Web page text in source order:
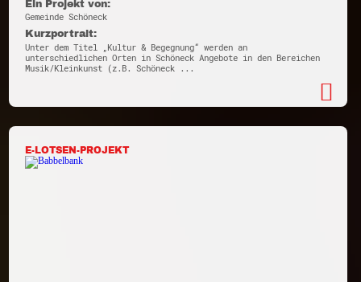
Ein Projekt von:
Gemeinde Schöneck
Kurzportrait:
Unter dem Titel „Kultur & Begegnung“ werden an
unterschiedlichen Orten in Schöneck Angebote in den Bereichen
Musik/Kleinkunst (z.B. Schöneck ...
E-LOTSEN-PROJEKT